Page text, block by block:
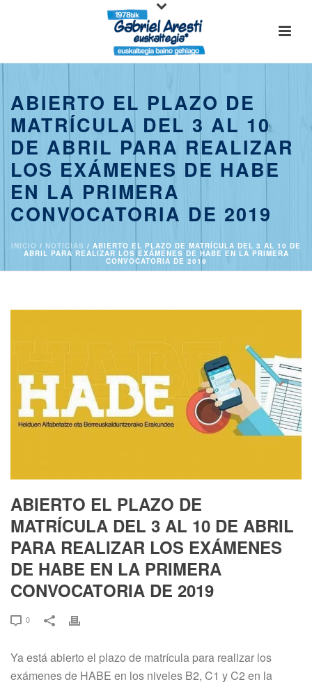
ABIERTO EL PLAZO DE
MATRÍCULA DEL 3 AL 10
DE ABRIL PARA REALIZAR
LOS EXÁMENES DE HABE
EN LA PRIMERA
CONVOCATORIA DE 2019
INICIO / NOTICIAS / ABIERTO EL PLAZO DE MATRÍCULA DEL 3 AL 10 DE
ABRIL PARA REALIZAR LOS EXÁMENES DE HABE EN LA PRIMERA
CONVOCATORIA DE 2019
ABIERTO EL PLAZO DE
MATRÍCULA DEL 3 AL 10 DE ABRIL
PARA REALIZAR LOS EXÁMENES
DE HABE EN LA PRIMERA
CONVOCATORIA DE 2019
0
Ya está abierto el plazo de matrícula para realizar los
exámenes de HABE en los niveles B2, C1 y C2 en la